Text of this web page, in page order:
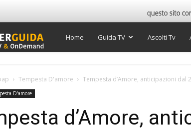
Super
Home Guida TV Ascolti Tv
Tempesta D'amore Tempesta d’Amore, anticipazioni dal
D'amore
d’Amore,